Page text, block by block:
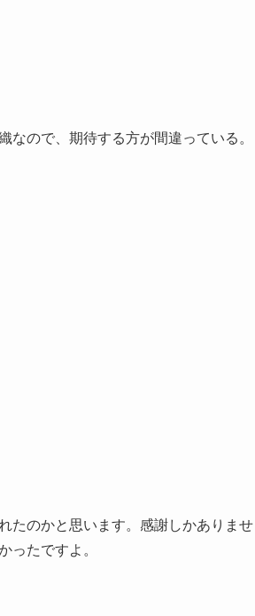
ので、期待する方が間違っている。
たのかと思います。感謝しかありませ
ったですよ。